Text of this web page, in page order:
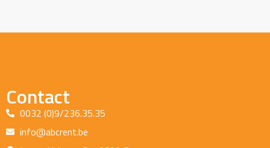
Contact
0032 (0)9/236.35.35
info@abcrent.be